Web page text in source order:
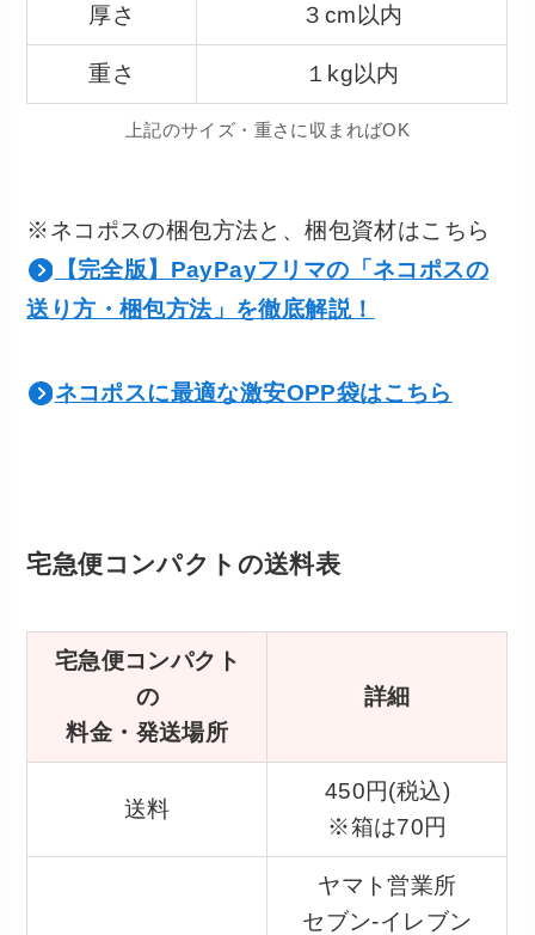
厚さ ３cm以内
重さ １kg以内
上記のサイズ・重さに収まればOK
※ネコポスの梱包方法と、梱包資材はこちら
【完全版】PayPayフリマの「ネコポスの
送り方・梱包方法」を徹底解説！
ネコポスに最適な激安OPP袋はこちら
宅急便コンパクトの送料表
宅急便コンパクト
の
料金・発送場所
詳細
送料
450円(税込)
※箱は70円
ヤマト営業所
セブン-イレブン